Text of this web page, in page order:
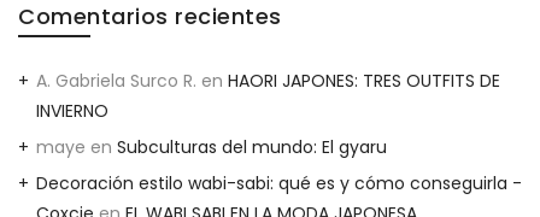
Comentarios recientes
A. Gabriela Surco R. en HAORI JAPONES: TRES OUTFITS DE
INVIERNO
maye en Subculturas del mundo: El gyaru
Decoración estilo wabi-sabi: qué es y cómo conseguirla -